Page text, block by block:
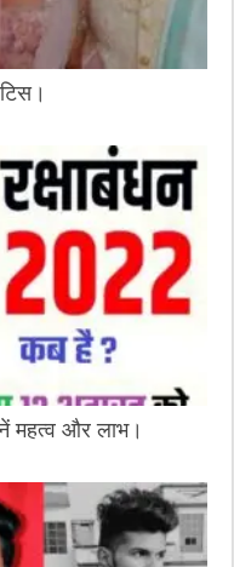
महत्व और लाभ।